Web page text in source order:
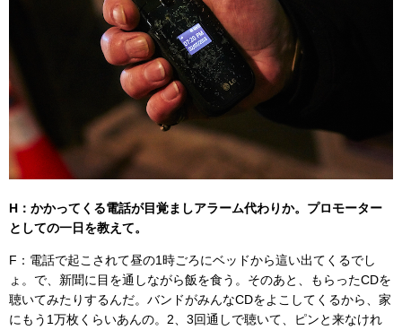
H：かかってくる電話が目覚ましアラーム代わりか。プロモーター
としての一日を教えて。
F：電話で起こされて昼の1時ごろにベッドから這い出てくるでし
ょ。で、新聞に目を通しながら飯を食う。そのあと、もらったCDを
聴いてみたりするんだ。バンドがみんなCDをよこしてくるから、家
にもう1万枚くらいあんの。2、3回通しで聴いて、ピンと来なけれ